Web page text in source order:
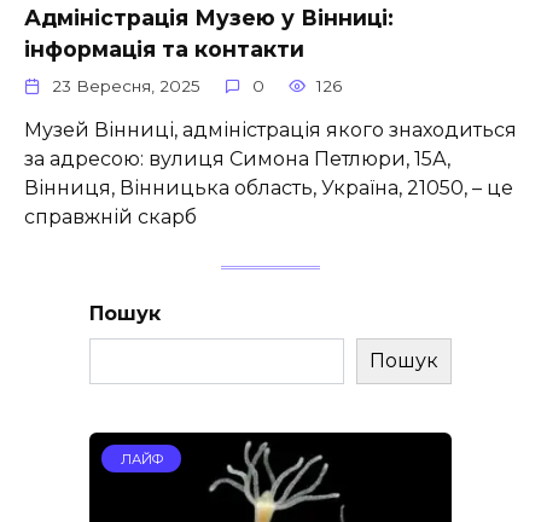
Адміністрація Музею у Вінниці:
інформація та контакти
23 Вересня, 2025 0 126
Музей Вінниці, адміністрація якого знаходиться
за адресою: вулиця Симона Петлюри, 15А,
Вінниця, Вінницька область, Україна, 21050, – це
справжній скарб
Пошук
Пошук
ЛАЙФ